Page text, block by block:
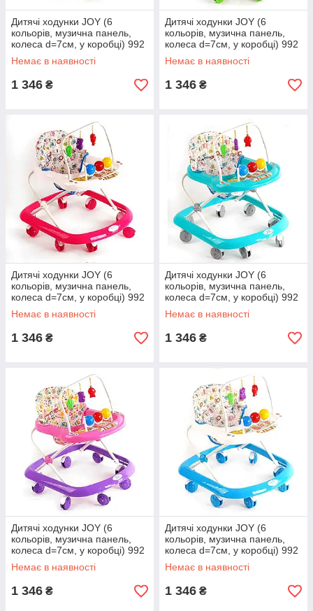
Дитячі ходунки JOY (6
кольорів, музична панель,
колеса d=7см, у коробці) 992
Немає в наявності
1 346 ₴
Дитячі ходунки JOY (6
кольорів, музична панель,
колеса d=7см, у коробці) 992
Немає в наявності
1 346 ₴
Дитячі ходунки JOY (6
кольорів, музична панель,
колеса d=7см, у коробці) 992
Немає в наявності
1 346 ₴
Дитячі ходунки JOY (6
кольорів, музична панель,
колеса d=7см, у коробці) 992
Немає в наявності
1 346 ₴
Дитячі ходунки JOY (6
кольорів, музична панель,
колеса d=7см, у коробці) 992
Немає в наявності
1 346 ₴
Дитячі ходунки JOY (6
кольорів, музична панель,
колеса d=7см, у коробці) 992
Немає в наявності
1 346 ₴